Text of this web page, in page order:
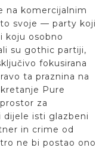
na komercijalnim
svoje — party koji
koju osobno
su gothic partiji,
fokusirana
ta praznina na
Pure
za
dijele isti glazbeni
in crime od
ne bi postao ono